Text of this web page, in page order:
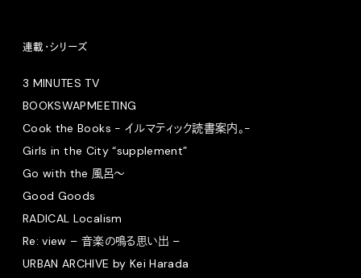
連載・シリーズ
3 MINUTES TV
BOOKSWAPMEETING
Cook the Books - イルマティック読書案内。-
Girls in the City “supplement”
Go with the 風呂〜
Good Goods
RADICAL Localism
Re: view – 音楽の鳴る思い出 –
URBAN ARCHIVE by Kei Harada